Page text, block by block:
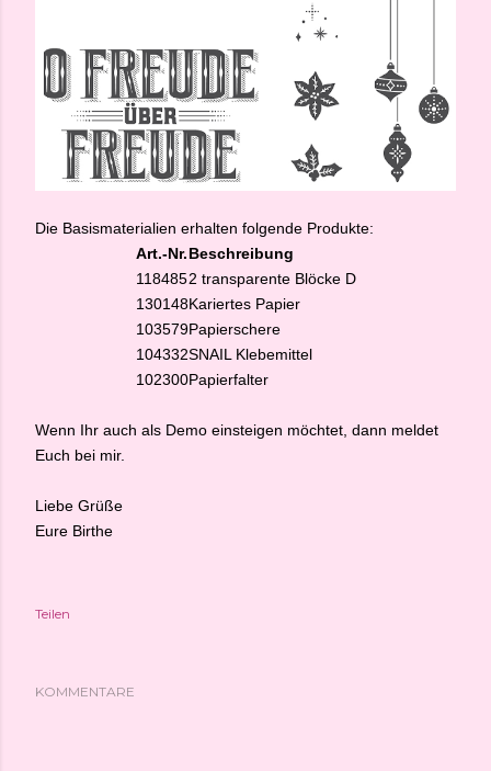
Die Basismaterialien erhalten folgende Produkte:
Art.-Nr.Beschreibung
1184852 transparente Blöcke D
130148Kariertes Papier
103579Papierschere
104332SNAIL Klebemittel
102300Papierfalter
Wenn Ihr auch als Demo einsteigen möchtet, dann meldet
Euch bei mir.
Liebe Grüße
Eure Birthe
Teilen
KOMMENTARE